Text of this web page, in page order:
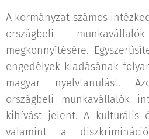
A kormányzat számos
országbeli
megkönnyítésére.
engedélyek kiadásának
magyar nyelvtanulást.
országbeli munkavállalók
kihívást jelent. A kulturális
valamint a